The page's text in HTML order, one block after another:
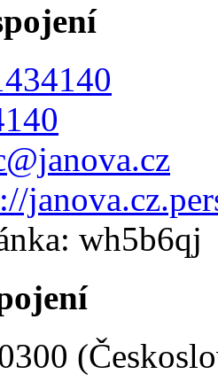
wh5b6qj